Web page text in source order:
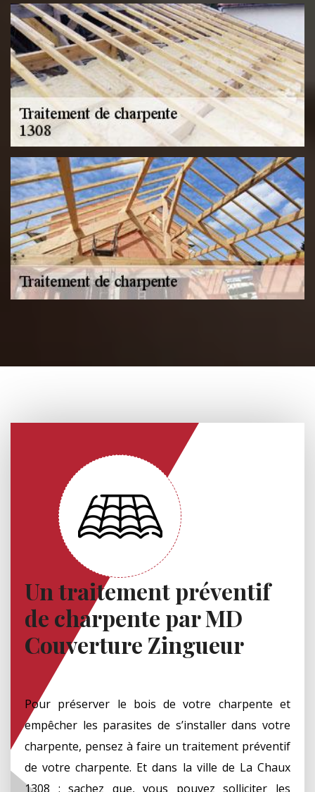
Un traitement préventif
de charpente par MD
Couverture Zingueur
Pour préserver le bois de votre charpente et
empêcher les parasites de s’installer dans votre
charpente, pensez à faire un traitement préventif
de votre charpente. Et dans la ville de La Chaux
1308 ; sachez que, vous pouvez solliciter les